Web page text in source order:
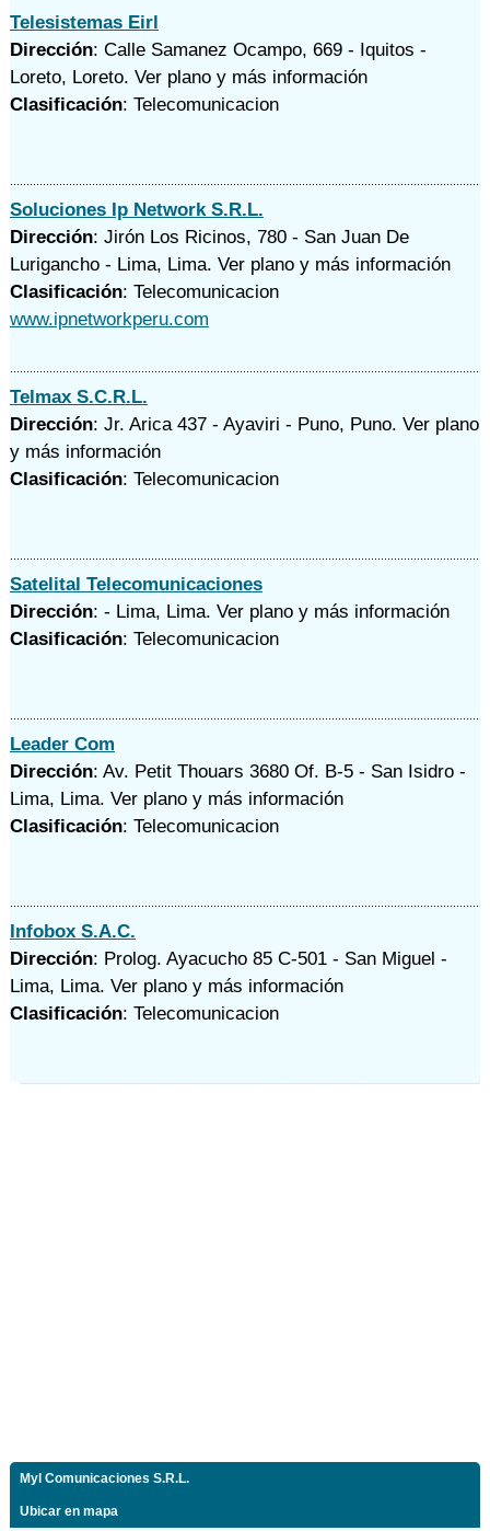
Telesistemas Eirl
Dirección: Calle Samanez Ocampo, 669 - Iquitos -
Loreto, Loreto. Ver plano y más información
Clasificación: Telecomunicacion
Soluciones Ip Network S.R.L.
Dirección: Jirón Los Ricinos, 780 - San Juan De
Lurigancho - Lima, Lima. Ver plano y más información
Clasificación: Telecomunicacion
www.ipnetworkperu.com
Telmax S.C.R.L.
Dirección: Jr. Arica 437 - Ayaviri - Puno, Puno. Ver plano
y más información
Clasificación: Telecomunicacion
Satelital Telecomunicaciones
Dirección: - Lima, Lima. Ver plano y más información
Clasificación: Telecomunicacion
Leader Com
Dirección: Av. Petit Thouars 3680 Of. B-5 - San Isidro -
Lima, Lima. Ver plano y más información
Clasificación: Telecomunicacion
Infobox S.A.C.
Dirección: Prolog. Ayacucho 85 C-501 - San Miguel -
Lima, Lima. Ver plano y más información
Clasificación: Telecomunicacion
Myl Comunicaciones S.R.L.
Ubicar en mapa